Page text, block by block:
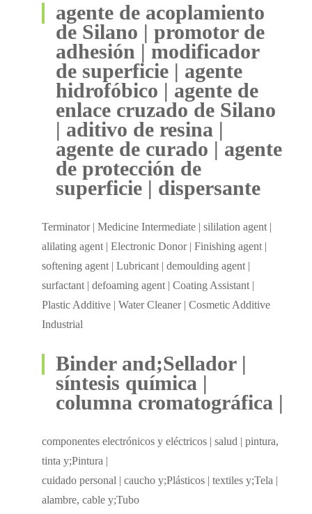
agente de acoplamiento
de Silano | promotor de
adhesión | modificador
de superficie | agente
hidrofóbico | agente de
enlace cruzado de Silano
| aditivo de resina |
agente de curado | agente
de protección de
superficie | dispersante
Terminator | Medicine Intermediate | sililation agent |
alilating agent | Electronic Donor | Finishing agent |
softening agent | Lubricant | demoulding agent |
surfactant | defoaming agent | Coating Assistant |
Plastic Additive | Water Cleaner | Cosmetic Additive
Industrial
Binder and;Sellador |
síntesis química |
columna cromatográfica |
componentes electrónicos y eléctricos | salud | pintura,
tinta y;Pintura |
cuidado personal | caucho y;Plásticos | textiles y;Tela |
alambre, cable y;Tubo